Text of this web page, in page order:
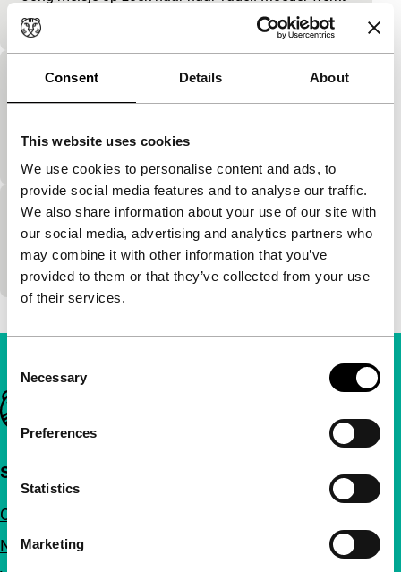
Consent Details About
This website uses cookies
We use cookies to personalise content and ads, to
provide social media features and to analyse our traffic.
We also share information about your use of our site with
our social media, advertising and analytics partners who
may combine it with other information that you’ve
provided to them or that they’ve collected from your use
of their services.
Selection
Necessary
Preferences
Statistics
Marketing
niet mee.
De wachtkamer
van een station.
Fuga
Dutch Perspective
Vervoering. Pianospelen en jongensdromen.
Belangrijke links
Snel naar
Over ons
Nieuwsbrieven